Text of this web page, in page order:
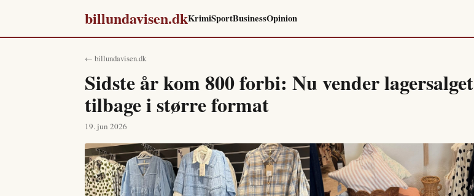
billundavisen.dkKrimiSportBusinessOpinion
← billundavisen.dk
Sidste år kom 800 forbi: Nu vender lagersalget
tilbage i større format
19. jun 2026